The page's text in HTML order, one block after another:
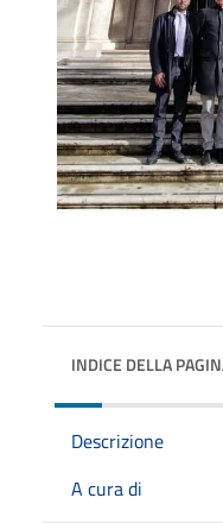
INDICE DELLA
Descrizione
A cura di